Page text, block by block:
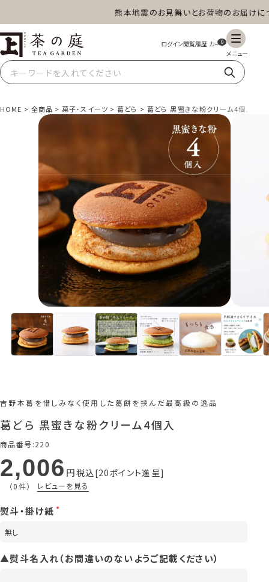
熊本地震のお見舞いとお荷物のお届けについ
茶の庭オンラインショップ 0
HOME 全商品 菓子・スイーツ 葛どら 葛どら 黒蜜きな粉クリーム4個入
吉野本葛を惜しみなく使用した葛餅を挟んだ最高級の逸品
葛どら 黒蜜きな粉クリーム4個入
商品番号 220
2,006 税込 20ポイント進呈
（0件） レビューを見る
熨斗・掛け紙
▲熨斗名入れ（お間違いのないようご記載ください）